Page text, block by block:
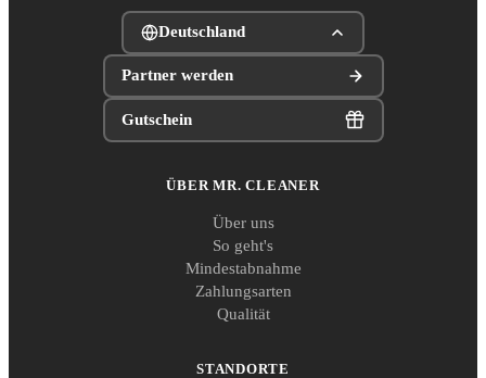
Deutschland
Partner werden
Gutschein
ÜBER MR. CLEANER
Über uns
So geht's
Mindestabnahme
Zahlungsarten
Qualität
STANDORTE